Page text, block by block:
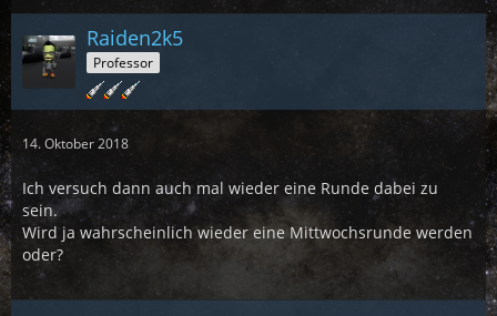
Raiden2k5
Professor
14. Oktober 2018
Ich versuch dann auch mal wieder eine Runde dabei zu
sein.
Wird ja wahrscheinlich wieder eine Mittwochsrunde werden
oder?